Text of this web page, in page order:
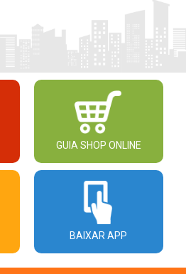
GUIA SHOP ONLINE
BAIXAR APP